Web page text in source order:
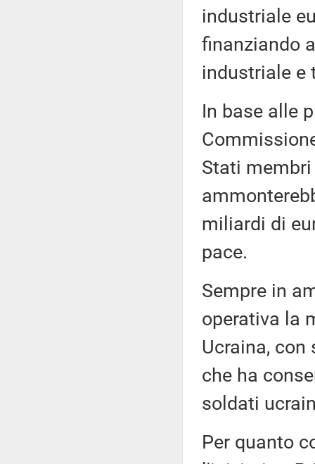
industriale
finanziando
industriale e
In base alle
Stati
miliardi di
pace.
Sempre in
operativa la
Ucraina, con
che ha
soldati
Per quanto